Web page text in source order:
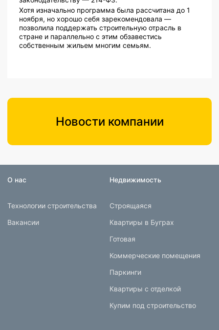
Хотя изначально программа была рассчитана до 1
ноября, но хорошо себя зарекомендовала —
позволила поддержать строительную отрасль в
стране и параллельно с этим обзавестись
собственным жильем многим семьям.
Новости компании
О нас
Технологии строительства
Вакансии
Недвижимость
Строящаяся
Квартиры в Буграх
Готовая
Коммерческие помещения
Паркинги
Квартиры с отделкой
Купим под строительство